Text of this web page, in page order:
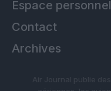
Espace personnel
Contact
Archives